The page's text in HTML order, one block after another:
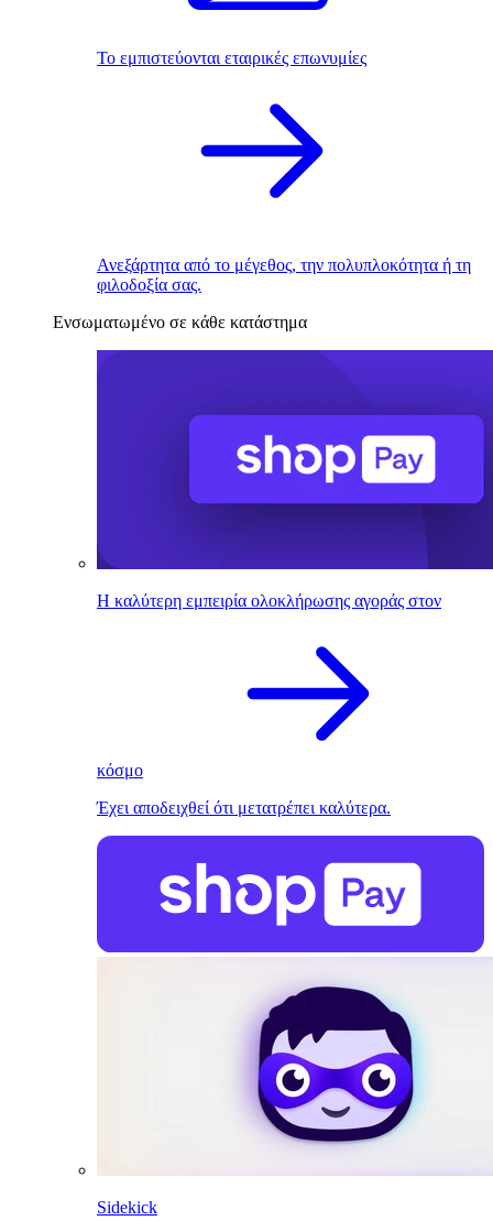
Το εμπιστεύονται εταιρικές επωνυμίες
Ανεξάρτητα από το μέγεθος, την πολυπλοκότητα ή τη
φιλοδοξία σας.
Ενσωματωμένο σε κάθε κατάστημα
Η καλύτερη εμπειρία ολοκλήρωσης αγοράς στον
κόσμο
Έχει αποδειχθεί ότι μετατρέπει καλύτερα.
Sidekick